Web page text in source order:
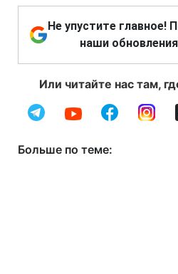
Не упустите главное!
наши
Или читайте нас там,
Больше по теме: